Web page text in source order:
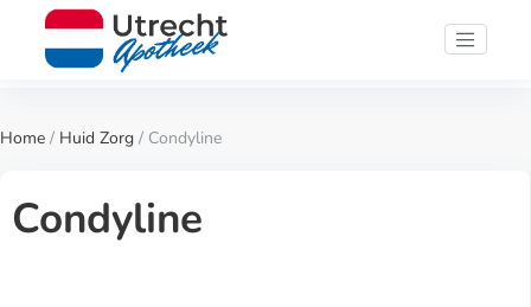
Home / Huid Zorg / Condyline
Condyline